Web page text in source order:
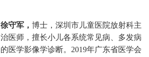
徐守军， 博士，深圳市儿童医院放射科主
治医师，擅长小儿各系统常见病、多发病
的医学影像学诊断。 2019年广东省医学会